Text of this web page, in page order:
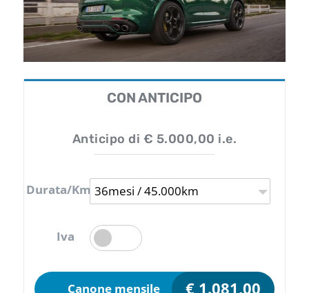
CON ANTICIPO
Anticipo di € 5.000,00 i.e.
Durata/Km 36mesi / 45.000km
Iva
Canone mensile € 1.081,00